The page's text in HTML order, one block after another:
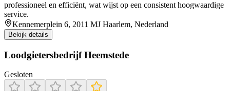
professioneel en efficiënt, wat wijst op een consistent hoogwaardige
service.
Kennemerplein 6, 2011 MJ Haarlem, Nederland
Bekijk details
Loodgietersbedrijf Heemstede
Gesloten